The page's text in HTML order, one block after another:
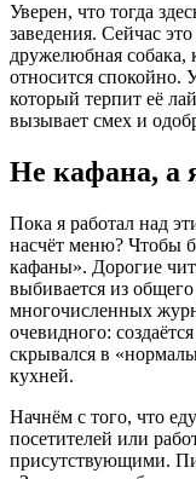
Уверен, что тогда
заведения. Сейчас
дружелюбная собака,
относится спокойно.
который терпит её
вызывает смех и
Не кафана, а
Пока я работал над
насчёт меню? Чтобы
кафаны». Дорогие
выбивается из
многочисленных
очевидного:
скрывался в
кухней.
Начнём с того, что
посетителей или
присутствующими.